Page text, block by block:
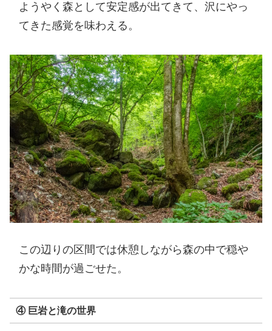
ようやく森として安定感が出てきて、沢にやっ
てきた感覚を味わえる。
この辺りの区間では休憩しながら森の中で穏や
かな時間が過ごせた。
④ 巨岩と滝の世界